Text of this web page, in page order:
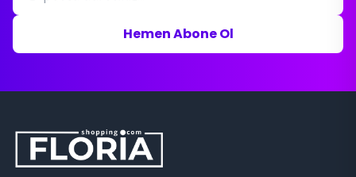
Hemen Abone Ol